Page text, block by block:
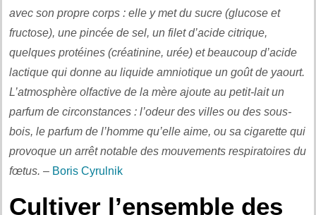
avec son propre corps : elle y met du sucre (glucose et
fructose), une pincée de sel, un filet d’acide citrique,
quelques protéines (créatinine, urée) et beaucoup d’acide
lactique qui donne au liquide amniotique un goût de yaourt.
L’atmosphère olfactive de la mère ajoute au petit-lait un
parfum de circonstances : l’odeur des villes ou des sous-
bois, le parfum de l’homme qu’elle aime, ou sa cigarette qui
provoque un arrêt notable des mouvements respiratoires du
fœtus. – Boris Cyrulnik
Cultiver l’ensemble des